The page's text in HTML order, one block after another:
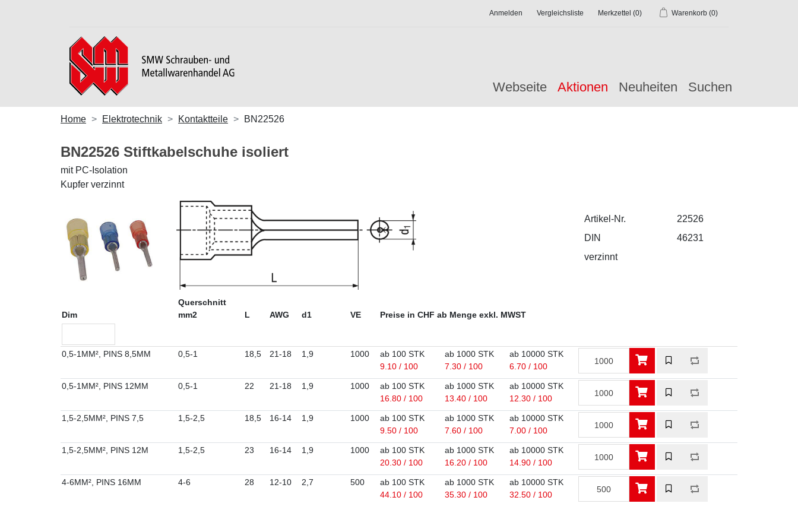
Anmelden Vergleichsliste Merkzettel (0) Warenkorb (0)
Webseite Aktionen Neuheiten Suchen
Home Elektrotechnik Kontaktteile BN22526
BN22526 Stiftkabelschuhe isoliert
mit PC-Isolation
Kupfer verzinnt
Artikel-Nr.
22526
DIN
46231
verzinnt
Dim
Querschnitt
mm2
L AWG d1 VE Preise in CHF ab Menge exkl. MWST
0,5-1MM², PINS 8,5MM 0,5-1 18,5 21-18 1,9 1000
ab 100 STK
9.10 / 100
ab 1000 STK
7.30 / 100
ab 10000 STK
6.70 / 100
0,5-1MM², PINS 12MM 0,5-1 22 21-18 1,9 1000
ab 100 STK
16.80 / 100
ab 1000 STK
13.40 / 100
ab 10000 STK
12.30 / 100
1,5-2,5MM², PINS 7,5 1,5-2,5 18,5 16-14 1,9 1000
ab 100 STK
9.50 / 100
ab 1000 STK
7.60 / 100
ab 10000 STK
7.00 / 100
1,5-2,5MM², PINS 12M 1,5-2,5 23 16-14 1,9 1000
ab 100 STK
20.30 / 100
ab 1000 STK
16.20 / 100
ab 10000 STK
14.90 / 100
4-6MM², PINS 16MM 4-6 28 12-10 2,7 500
ab 100 STK
44.10 / 100
ab 1000 STK
35.30 / 100
ab 10000 STK
32.50 / 100